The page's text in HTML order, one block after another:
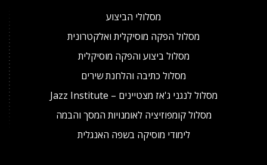
מסלולי הביצוע
מסלול הפקה מוסיקלית ואלקטרונית
מסלול ביצוע והפקה מוסיקלית
מסלול כתיבה והלחנת שירים
מסלול לנגני ג'אז מצטיינים – Jazz Institute
מסלול קומפוזיציה לאומנויות המסך והבמה
לימודי מוסיקה בשפה האנגלית